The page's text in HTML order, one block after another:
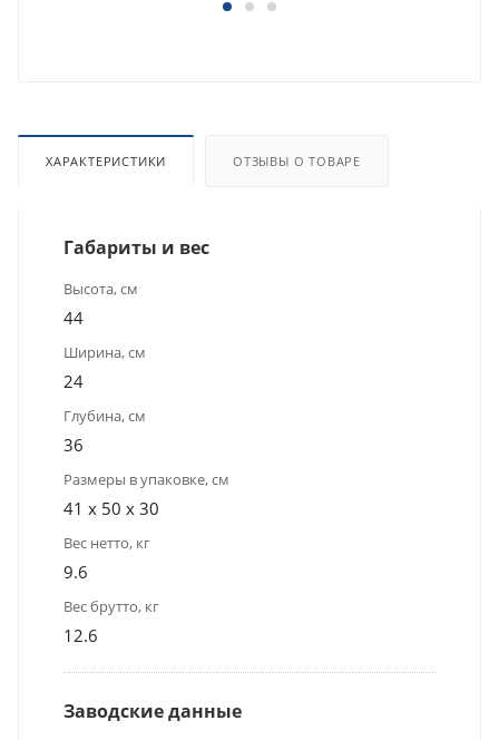
ХАРАКТЕРИСТИКИ ОТЗЫВЫ О ТОВАРЕ
Габариты и вес
Высота, см
44
Ширина, см
24
Глубина, см
36
Размеры в упаковке, см
41 x 50 x 30
Вес нетто, кг
9.6
Вес брутто, кг
12.6
Заводские данные